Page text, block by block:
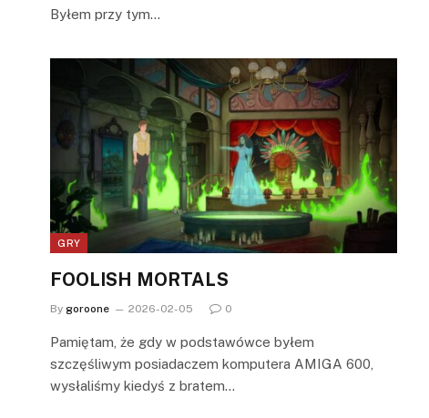
Byłem przy tym…
GRY
FOOLISH MORTALS
By goroone 2026-02-05 0
Pamiętam, że gdy w podstawówce byłem
szczęśliwym posiadaczem komputera AMIGA 600,
wysłaliśmy kiedyś z bratem…